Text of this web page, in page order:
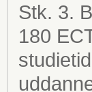
Stk. 3.
180